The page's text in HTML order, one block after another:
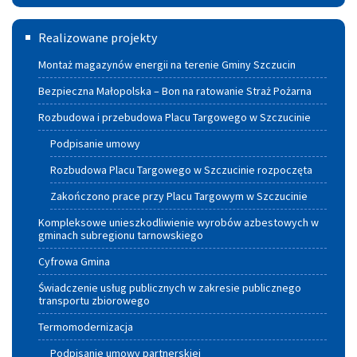
Termomodernizacja
Realizowane projekty
Montaż magazynów energii na terenie Gminy Szczucin
Bezpieczna Małopolska – Bon na ratowanie Straż Pożarna
Rozbudowa i przebudowa Placu Targowego w Szczucinie
Podpisanie umowy
Rozbudowa Placu Targowego w Szczucinie rozpoczęta
Zakończono prace przy Placu Targowym w Szczucinie
Kompleksowe unieszkodliwienie wyrobów azbestowych w
gminach subregionu tarnowskiego
Cyfrowa Gmina
Świadczenie usług publicznych w zakresie publicznego
transportu zbiorowego
Termomodernizacja
Podpisanie umowy partnerskiej